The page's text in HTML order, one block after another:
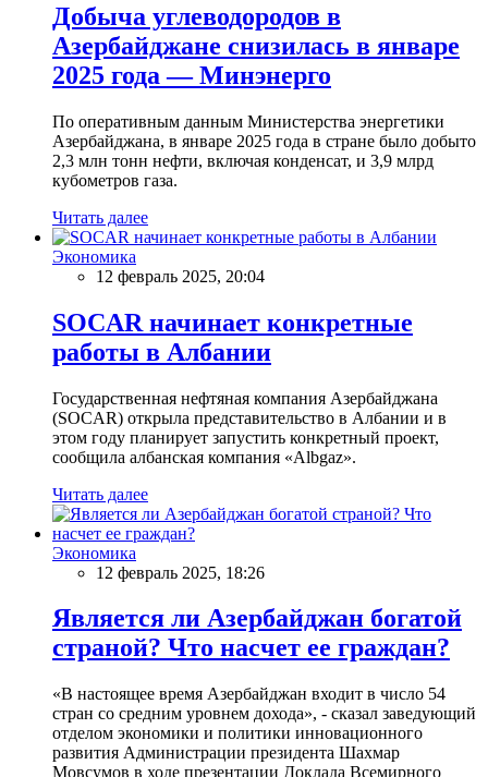
Добыча углеводородов в
Азербайджане снизилась в январе
2025 года — Минэнерго
По оперативным данным Министерства энергетики
Азербайджана, в январе 2025 года в стране было добыто
2,3 млн тонн нефти, включая конденсат, и 3,9 млрд
кубометров газа.
Читать далее
Экономика
12 февраль 2025, 20:04
SOCAR начинает конкретные
работы в Албании
Государственная нефтяная компания Азербайджана
(SOCAR) открыла представительство в Албании и в
этом году планирует запустить конкретный проект,
сообщила албанская компания «Albgaz».
Читать далее
Экономика
12 февраль 2025, 18:26
Является ли Азербайджан богатой
страной? Что насчет ее граждан?
«В настоящее время Азербайджан входит в число 54
стран со средним уровнем дохода», - сказал заведующий
отделом экономики и политики инновационного
развития Администрации президента Шахмар
Мовсумов в ходе презентации Доклада Всемирного